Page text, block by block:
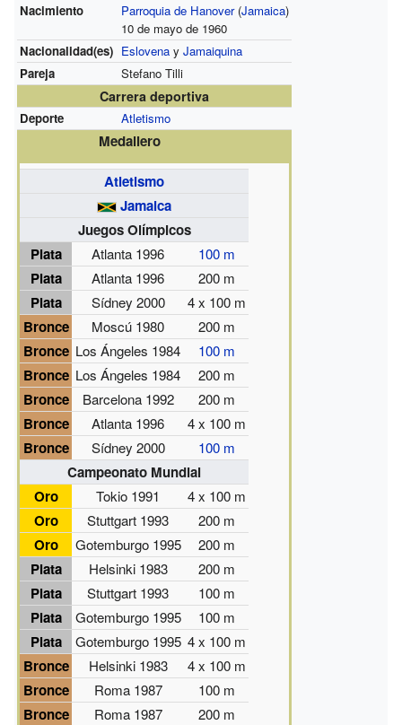
Nacimiento Parroquia de Hanover(Jamaica)
10 de mayo de 1960
Nacionalidad(es) Eslovenay Jamaiquina
Pareja
Stefano Tilli
Carrera deportiva
Deporte Atletismo
Medallero
Atletismo
Jamaica
Juegos Olímpicos
Plata
Atlanta 1996 100 m
Plata Atlanta 1996 200 m
Plata Sídney 2000 4 x 100 m
Bronce Moscú 1980 200 m
Bronce Los Ángeles 1984 100 m
Bronce Los Ángeles 1984 200 m
Bronce Barcelona 1992 200 m
Bronce Atlanta 1996 4 x 100 m
Bronce Sídney 2000 100 m
Campeonato Mundial
Oro
Tokio 1991 4 x 100 m
Oro Stuttgart 1993 200 m
Oro Gotemburgo 1995 200 m
Plata Helsinki 1983 200 m
Plata Stuttgart 1993 100 m
Plata Gotemburgo 1995 100 m
Plata Gotemburgo 1995 4 x 100 m
Bronce Helsinki 1983 4 x 100 m
Bronce Roma 1987 100 m
Bronce Roma 1987 200 m